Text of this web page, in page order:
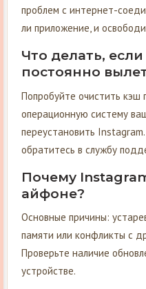
проблем с интернет-
ли приложение, и
Что делать,
постоянно
Попробуйте очистить кэш
операционную систему
переустановить
обратитесь в службу
Почему
айфоне?
Основные причины:
памяти или конфликты с
Проверьте наличие
устройстве.